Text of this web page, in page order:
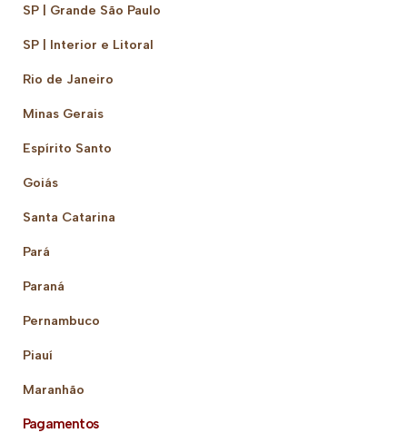
SP | Grande São Paulo
SP | Interior e Litoral
Rio de Janeiro
Minas Gerais
Espírito Santo
Goiás
Santa Catarina
Pará
Paraná
Pernambuco
Piauí
Maranhão
Pagamentos